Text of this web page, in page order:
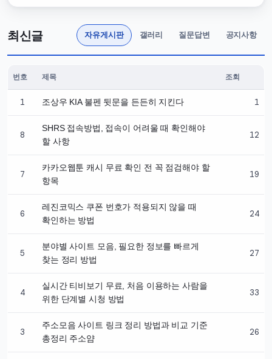
예정임열혈강호 콜라보는 팬들 사이에서 큰 관심을 끌고
최신글 자유게시판 갤러리 질문답변 공지사항
번호 제목 조회
1 조상우 KIA 불펜 뒷문을 든든히 지킨다 1
8
SHRS 접속방법, 접속이 어려울 때 확인해야
할 사항
12
7
카카오웹툰 캐시 무료 확인 전 꼭 점검해야 할
항목
19
6
레진코믹스 쿠폰 번호가 적용되지 않을 때
확인하는 방법
24
5
분야별 사이트 모음, 필요한 정보를 빠르게
찾는 정리 방법
27
4
실시간 티비보기 무료, 처음 이용하는 사람을
위한 단계별 시청 방법
33
3
주소모음 사이트 링크 정리 방법과 비교 기준
총정리 주소얌
26